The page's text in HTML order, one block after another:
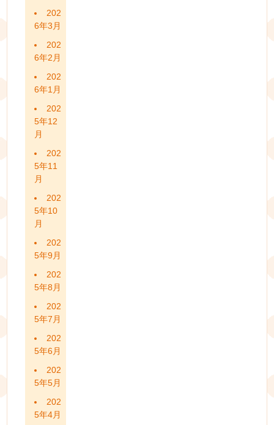
202
6年3月
202
6年2月
202
6年1月
202
5年12
月
202
5年11
月
202
5年10
月
202
5年9月
202
5年8月
202
5年7月
202
5年6月
202
5年5月
202
5年4月